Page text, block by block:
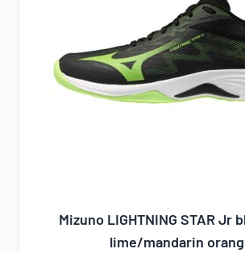
Mizuno LIGHTNING STAR Jr
lime/mandarin